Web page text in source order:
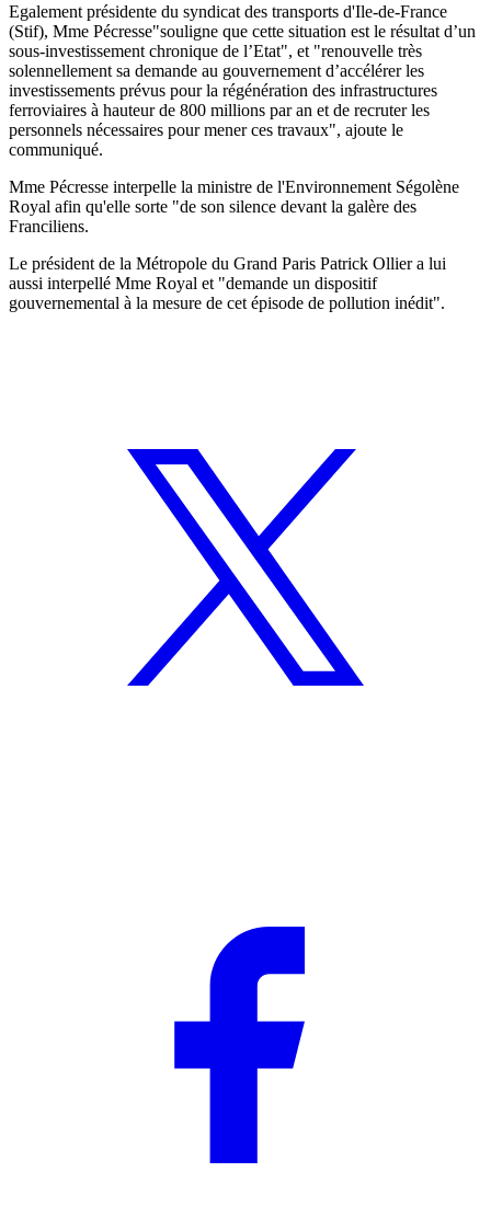
Egalement présidente du syndicat des transports d'Ile-de-France
(Stif), Mme Pécresse"souligne que cette situation est le résultat d’un
sous-investissement chronique de l’Etat", et "renouvelle très
solennellement sa demande au gouvernement d’accélérer les
investissements prévus pour la régénération des infrastructures
ferroviaires à hauteur de 800 millions par an et de recruter les
personnels nécessaires pour mener ces travaux", ajoute le
communiqué.
Mme Pécresse interpelle la ministre de l'Environnement Ségolène
Royal afin qu'elle sorte "de son silence devant la galère des
Franciliens.
Le président de la Métropole du Grand Paris Patrick Ollier a lui
aussi interpellé Mme Royal et "demande un dispositif
gouvernemental à la mesure de cet épisode de pollution inédit".